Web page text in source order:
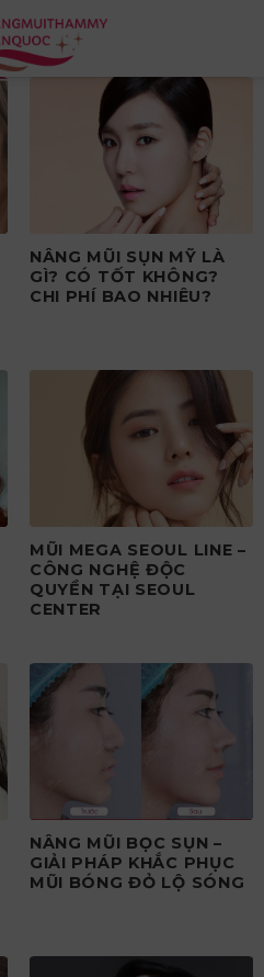
NÂNG MŨI SỤN MỸ LÀ
GÌ? CÓ TỐT KHÔNG?
CHI PHÍ BAO NHIÊU?
MŨI MEGA SEOUL LINE –
CÔNG NGHỆ ĐỘC
QUYỀN TẠI SEOUL
CENTER
NÂNG MŨI BỌC SỤN –
GIẢI PHÁP KHẮC PHỤC
MŨI BÓNG ĐỎ LỘ SÓNG